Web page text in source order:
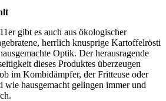
gibt es auch aus ökologischer
herrlich knusprige Kartoffelrösti
Optik. Der herausragende
dieses Produktes überzeugen
im Kombidämpfer, der Fritteuse oder
wie hausgemacht gelingen immer und